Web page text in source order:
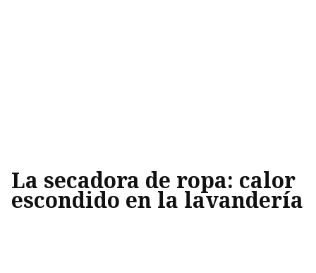
La secadora de ropa: calor
escondido en la lavandería